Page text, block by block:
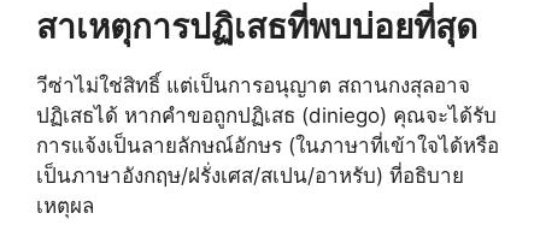
สาเหตุการปฏิเสธที่พบบ่อยที่สุด
วีซ่าไม่ใช่สิทธิ์ แต่เป็นการอนุญาต สถานกงสุลอาจ
ปฏิเสธได้ หากคำขอถูกปฏิเสธ (diniego) คุณจะได้รับ
การแจ้งเป็นลายลักษณ์อักษร (ในภาษาที่เข้าใจได้หรือ
เป็นภาษาอังกฤษ/ฝรั่งเศส/สเปน/อาหรับ) ที่อธิบาย
เหตุผล